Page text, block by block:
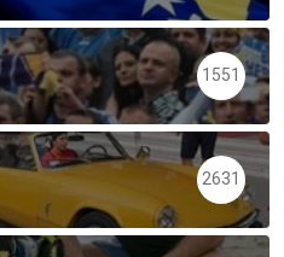
1551
2631